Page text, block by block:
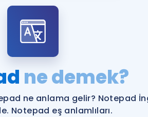
YDS ve YÖKDİL
Rehberlik Aracı
YDS ve YÖKDİL'e
ne demek?
ne anlama gelir? Notepad
Notepad eş anlamlıları.